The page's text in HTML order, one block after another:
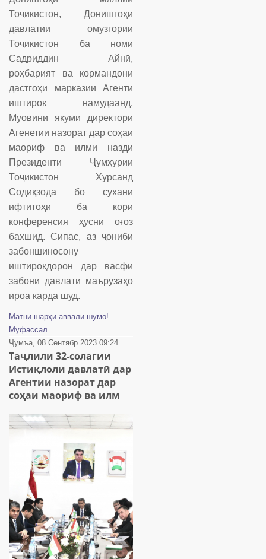
Тоҷикистон, Донишгоҳи
давлатии омӯзгории
Тоҷикистон ба номи
Садриддин Айнӣ,
роҳбарият ва кормандони
дастгоҳи марказии Агентӣ
иштирок намудаанд.
Муовини якуми директори
Агенетии назорат дар соҳаи
маориф ва илми назди
Президенти Ҷумҳурии
Тоҷикистон Хурсанд
Содиқзода бо сухани
ифтитоҳӣ ба кори
конференсия ҳусни оғоз
бахшид. Сипас, аз ҷониби
забоншиносону
иштирокдорон дар васфи
забони давлатӣ маърузаҳо
ироа карда шуд.
Матни шарҳи аввали шумо!
Муфассал...
Ҷумъа, 08 Сентябр 2023 09:24
Таҷлили 32-солагии
Истиқлоли давлатӣ дар
Агентии назорат дар
соҳаи маориф ва илм